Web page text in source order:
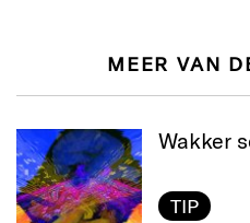
MEER VAN
Wakker
TIP